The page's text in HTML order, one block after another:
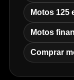
Motos 125
Motos
Comprar